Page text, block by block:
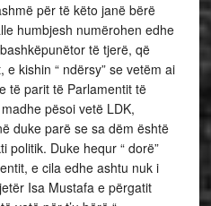
për të këto janë bërë
humbjesh numërohen edhe
të tjerë, që
kishin “ ndërsy” se vetëm ai
të parit të Parlamentit të
pësoi vetë LDK,
duke parë se sa dëm është
politik. Duke hequr “ dorë”
e cila edhe ashtu nuk i
Isa Mustafa e përgatit